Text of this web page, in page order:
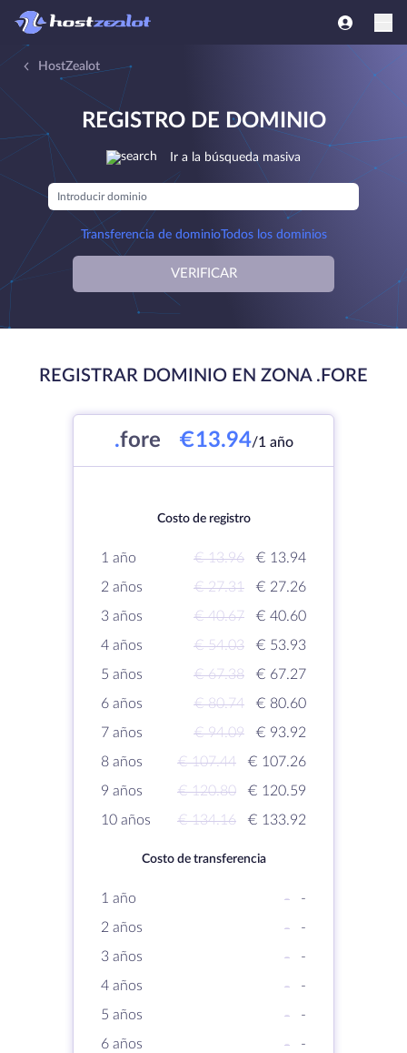
HostZealot
REGISTRO DE DOMINIO
Ir a la búsqueda masiva
Transferencia de dominioTodos los dominios
VERIFICAR
REGISTRAR DOMINIO EN ZONA .FORE
.fore €13.94/1 año
Costo de registro
1 año € 13.96
€ 13.94
2 años
€ 27.31
€ 27.26
3 años
€ 40.67
€ 40.60
4 años
€ 54.03
€ 53.93
5 años
€ 67.38
€ 67.27
6 años
€ 80.74
€ 80.60
7 años
€ 94.09
€ 93.92
8 años
€ 107.44
€ 107.26
9 años
€ 120.80
€ 120.59
10 años
€ 134.16 € 133.92
Costo de transferencia
1 año -
-
2 años
-
-
3 años
-
-
4 años
-
-
5 años
-
-
6 años
-
-